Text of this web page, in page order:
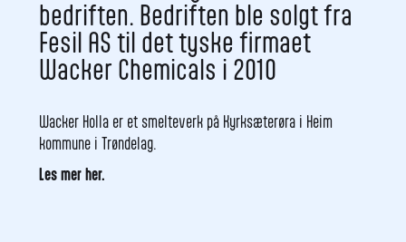
bedriften. Bedriften ble solgt fra
Fesil AS til det tyske firmaet
Wacker Chemicals i 2010
Wacker Holla er et smelteverk på Kyrksæterøra i Heim
kommune i Trøndelag.
Les mer her.